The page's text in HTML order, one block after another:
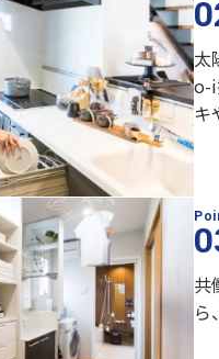
太
o-i
キ
共
ら